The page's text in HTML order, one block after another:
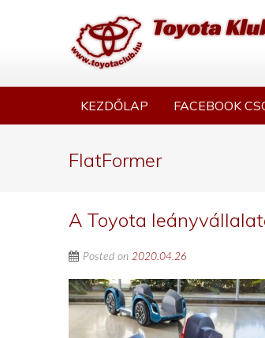
KEZDŐLAP FACEBOOK
FlatFormer
A Toyota
Posted on 2020.04.26